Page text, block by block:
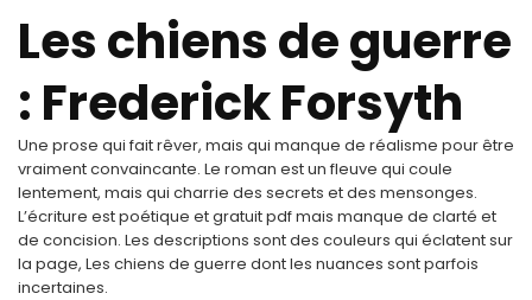
Les chiens de guerre
: Frederick Forsyth
Une prose qui fait rêver, mais qui manque de réalisme pour être
vraiment convaincante. Le roman est un fleuve qui coule
lentement, mais qui charrie des secrets et des mensonges.
L’écriture est poétique et gratuit pdf mais manque de clarté et
de concision. Les descriptions sont des couleurs qui éclatent sur
la page, Les chiens de guerre dont les nuances sont parfois
incertaines.